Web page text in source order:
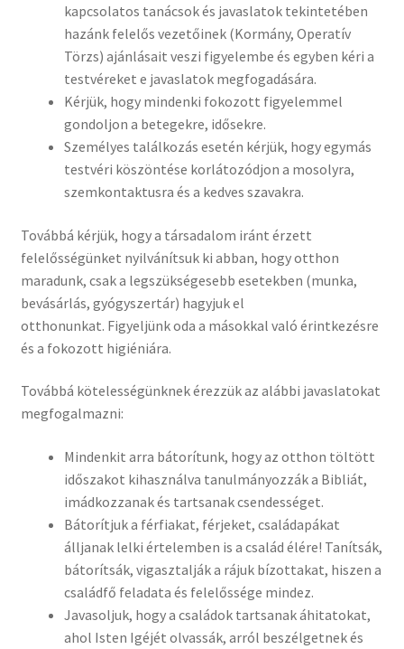
kapcsolatos tanácsok és javaslatok tekintetében
hazánk felelős vezetőinek (Kormány, Operatív
Törzs) ajánlásait veszi figyelembe és egyben kéri a
testvéreket e javaslatok megfogadására.
Kérjük, hogy mindenki fokozott figyelemmel
gondoljon a betegekre, idősekre.
Személyes találkozás esetén kérjük, hogy egymás
testvéri köszöntése korlátozódjon a mosolyra,
szemkontaktusra és a kedves szavakra.
Továbbá kérjük, hogy a társadalom iránt érzett
felelősségünket nyilvánítsuk ki abban, hogy otthon
maradunk, csak a legszükségesebb esetekben (munka,
bevásárlás, gyógyszertár) hagyjuk el
otthonunkat. Figyeljünk oda a másokkal való érintkezésre
és a fokozott higiéniára.
Továbbá kötelességünknek érezzük az alábbi javaslatokat
megfogalmazni:
Mindenkit arra bátorítunk, hogy az otthon töltött
időszakot kihasználva tanulmányozzák a Bibliát,
imádkozzanak és tartsanak csendességet.
Bátorítjuk a férfiakat, férjeket, családapákat
álljanak lelki értelemben is a család élére! Tanítsák,
bátorítsák, vigasztalják a rájuk bízottakat, hiszen a
családfő feladata és felelőssége mindez.
Javasoljuk, hogy a családok tartsanak áhitatokat,
ahol Isten Igéjét olvassák, arról beszélgetnek és